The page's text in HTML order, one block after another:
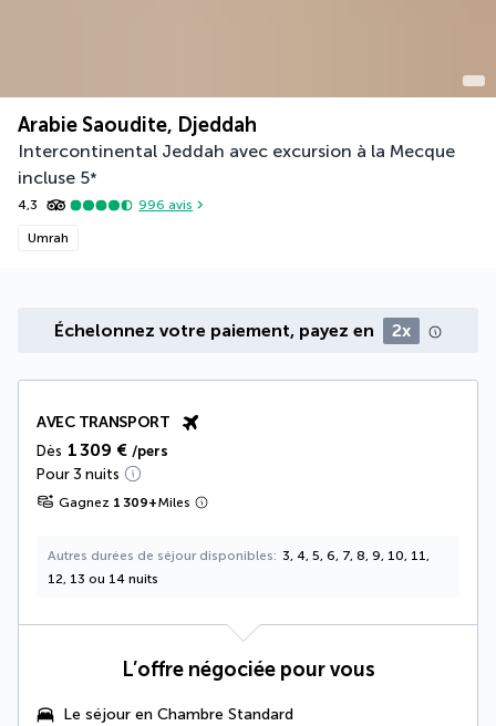
Arabie Saoudite, Djeddah
Intercontinental Jeddah avec excursion à la Mecque
incluse 5*
4,3 996 avis
Umrah
Échelonnez votre paiement, payez en 2x
AVEC TRANSPORT
Dès 1 309 € /pers
Pour 3 nuits
Gagnez 1 309+Miles
Autres durées de séjour disponibles
3, 4, 5, 6, 7, 8, 9, 10, 11,
12, 13 ou 14 nuits
L’offre négociée pour vous
Le séjour en Chambre Standard